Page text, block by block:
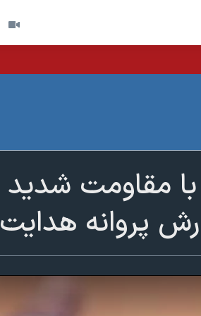
با مقاومت شدید
پروانه هدایت